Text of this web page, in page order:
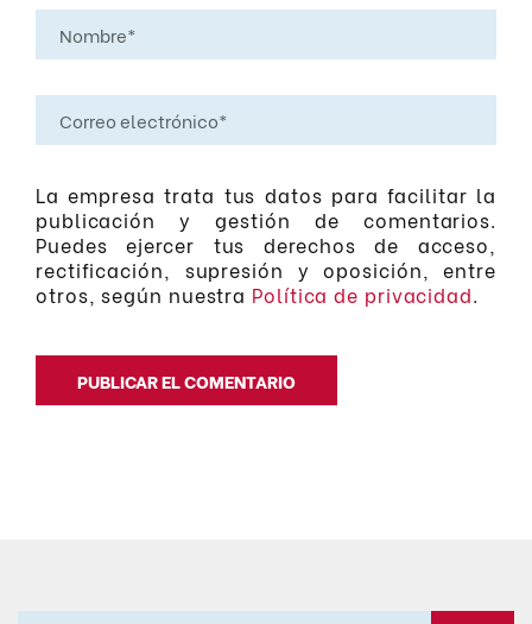
La empresa trata tus datos para facilitar la
publicación y gestión de comentarios.
Puedes ejercer tus derechos de acceso,
rectificación, supresión y oposición, entre
otros, según nuestra Política de privacidad